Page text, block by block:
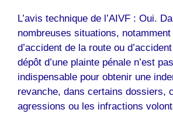
L’avis technique de l’AIVF : Oui.
nombreuses situations,
d’accident de la route ou
dépôt d’une plainte pénale n’est
indispensable pour obtenir une
revanche, dans certains dossiers,
agressions ou les infractions